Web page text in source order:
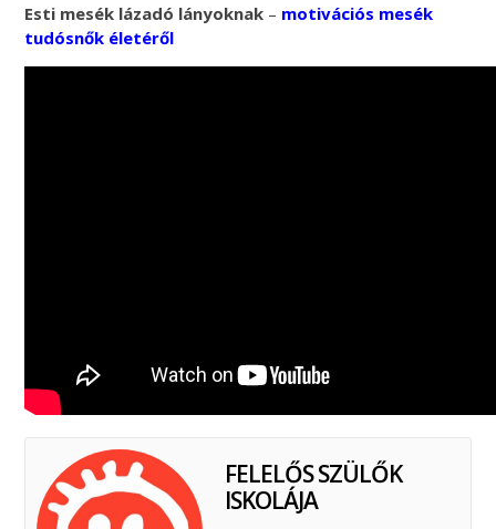
Esti mesék lázadó lányoknak – motivációs mesék
tudósnők életéről
FELELŐS SZÜLŐK
ISKOLÁJA